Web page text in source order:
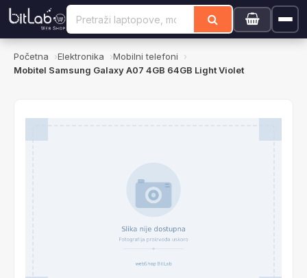
Početna Elektronika
Mobilni telefoni
Mobitel Samsung Galaxy A07 4GB 64GB Light Violet